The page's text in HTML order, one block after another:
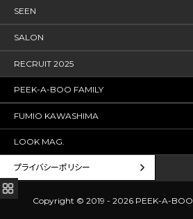
SEEN
SALON
RECRUIT 2025
PEEK-A-BOO FAMILY
FUMIO KAWASHIMA
LOOK MAG.
プライバシーポリシー
Copyright © 2019 - 2026 PEEK-A-BOO.